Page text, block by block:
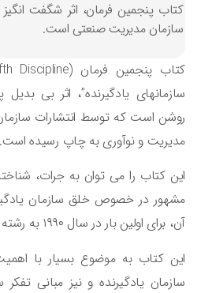
پنجمین فرمان، اثر شگفت انگیز
مدیریت صنعتی است.
یادگیرنده”، اثر بی بدیل
است که توسط انتشارات سازمان
و نوآوری به چاپ رسیده است.
کتاب را می توان به جرات، شناخته
در خصوص خلق سازمان یادگیرنده
اولین بار در سال ۱۹۹۰ به رشته تحریر درآمد.
کتاب به موضوع بسیار با اهمیت
یادگیرنده و نیز مبانی تفکر